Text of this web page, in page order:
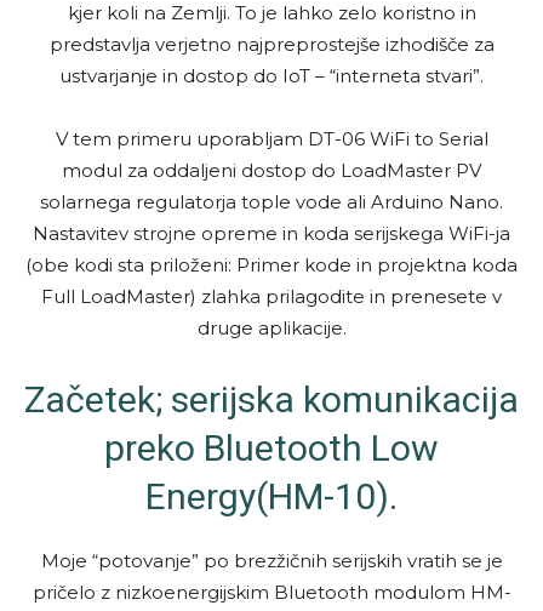
kjer koli na Zemlji. To je lahko zelo koristno in
predstavlja verjetno najpreprostejše izhodišče za
ustvarjanje in dostop do IoT – “interneta stvari”.
V tem primeru uporabljam DT-06 WiFi to Serial
modul za oddaljeni dostop do LoadMaster PV
solarnega regulatorja tople vode ali Arduino Nano.
Nastavitev strojne opreme in koda serijskega WiFi-ja
(obe kodi sta priloženi: Primer kode in projektna koda
Full LoadMaster) zlahka prilagodite in prenesete v
druge aplikacije.
Začetek; serijska komunikacija
preko Bluetooth Low
Energy(HM-10).
Moje “potovanje” po brezžičnih serijskih vratih se je
pričelo z nizkoenergijskim Bluetooth modulom HM-